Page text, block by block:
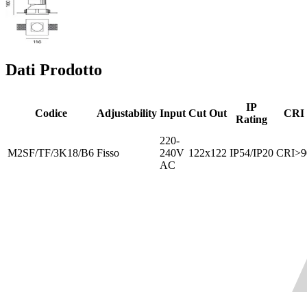
Dati Prodotto
Codice Adjustability Input Cut Out
IP
Rating
CRI
M2SF/TF/3K18/B6 Fisso
220-
240V
AC
122x122 IP54/IP20